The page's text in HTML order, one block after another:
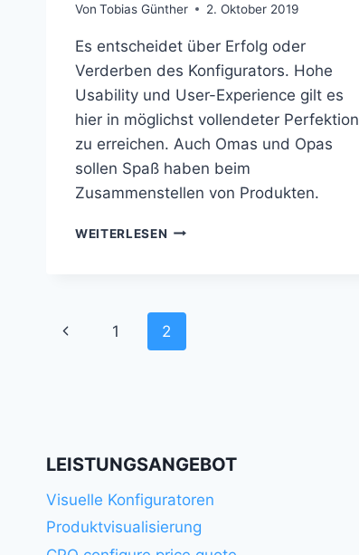
Von Tobias Günther 2. Oktober 2019
Es entscheidet über Erfolg oder
Verderben des Konfigurators. Hohe
Usability und User-Experience gilt es
hier in möglichst vollendeter Perfektion
zu erreichen. Auch Omas und Opas
sollen Spaß haben beim
Zusammenstellen von Produkten.
WEITERLESEN BEDIENKONZEPT
Seitennavigation
Vorherige
1 2
LEISTUNGSANGEBOT
Visuelle Konfiguratoren
Produktvisualisierung